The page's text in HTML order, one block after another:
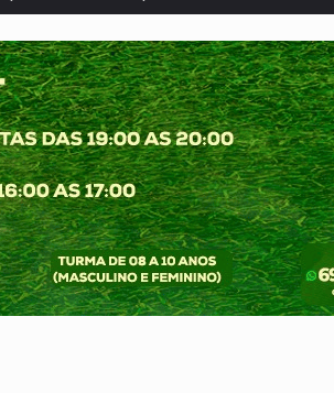
programação esportiva
petróleo em ovos
na zona Leste
ouro em Rondônia
como vice, alvo de denúncia por estupro
trânsito